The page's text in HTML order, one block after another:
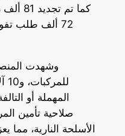
كما
الأسلحة النارية، مما